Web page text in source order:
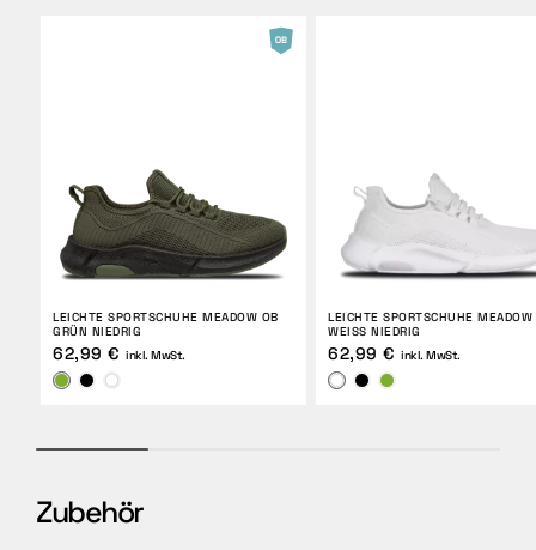
LEICHTE SPORTSCHUHE MEADOW OB
GRÜN NIEDRIG
62,99 € inkl. MwSt.
LEICHTE SPORTSCHUHE MEADOW
WEISS NIEDRIG
62,99 € inkl. MwSt.
Zubehör